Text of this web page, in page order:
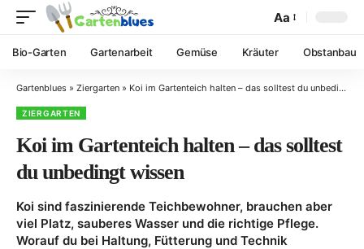
Aa
Bio-Garten Gartenarbeit Gemüse Kräuter Obstanbau
Gartenblues » Ziergarten » Koi im Gartenteich halten – das solltest du unbedingt wissen
ZIERGARTEN
Koi im Gartenteich halten – das solltest
du unbedingt wissen
Koi sind faszinierende Teichbewohner, brauchen aber
viel Platz, sauberes Wasser und die richtige Pflege.
Worauf du bei Haltung, Fütterung und Technik